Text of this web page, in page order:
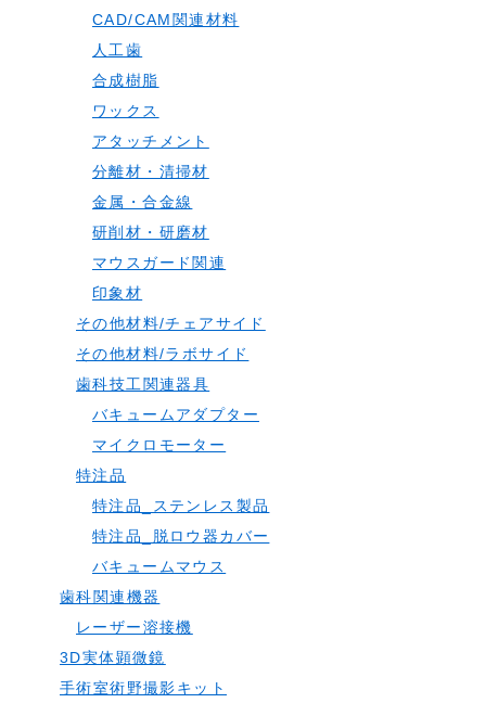
CAD/CAM関連材料
人工歯
合成樹脂
ワックス
アタッチメント
分離材・清掃材
金属・合金線
研削材・研磨材
マウスガード関連
印象材
その他材料/チェアサイド
その他材料/ラボサイド
歯科技工関連器具
バキュームアダプター
マイクロモーター
特注品
特注品_ステンレス製品
特注品_脱ロウ器カバー
バキュームマウス
歯科関連機器
レーザー溶接機
3D実体顕微鏡
手術室術野撮影キット